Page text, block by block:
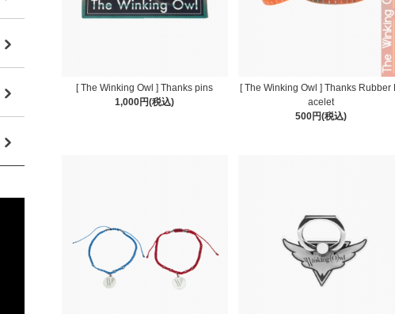
[ The Winking Owl ] Thanks pins
1,000円(税込)
[ The Winking Owl ] Thanks Rubber
acelet
500円(税込)